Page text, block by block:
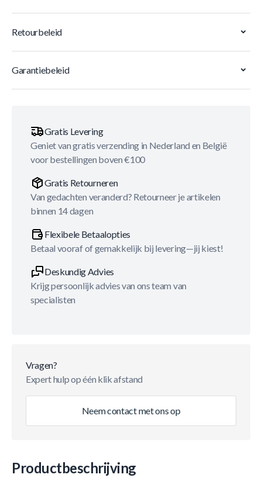
Retourbeleid
Garantiebeleid
Gratis Levering
Geniet van gratis verzending in Nederland en België
voor bestellingen boven €100
Gratis Retourneren
Van gedachten veranderd? Retourneer je artikelen
binnen 14 dagen
Flexibele Betaalopties
Betaal vooraf of gemakkelijk bij levering—jij kiest!
Deskundig Advies
Krijg persoonlijk advies van ons team van
specialisten
Vragen?
Expert hulp op één klik afstand
Neem contact met ons op
Productbeschrijving